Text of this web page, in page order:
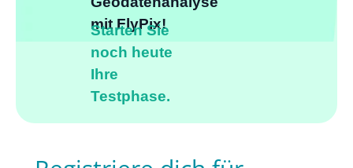
mit FlyPix!
Starten Sie
noch heute
Ihre
Testphase.